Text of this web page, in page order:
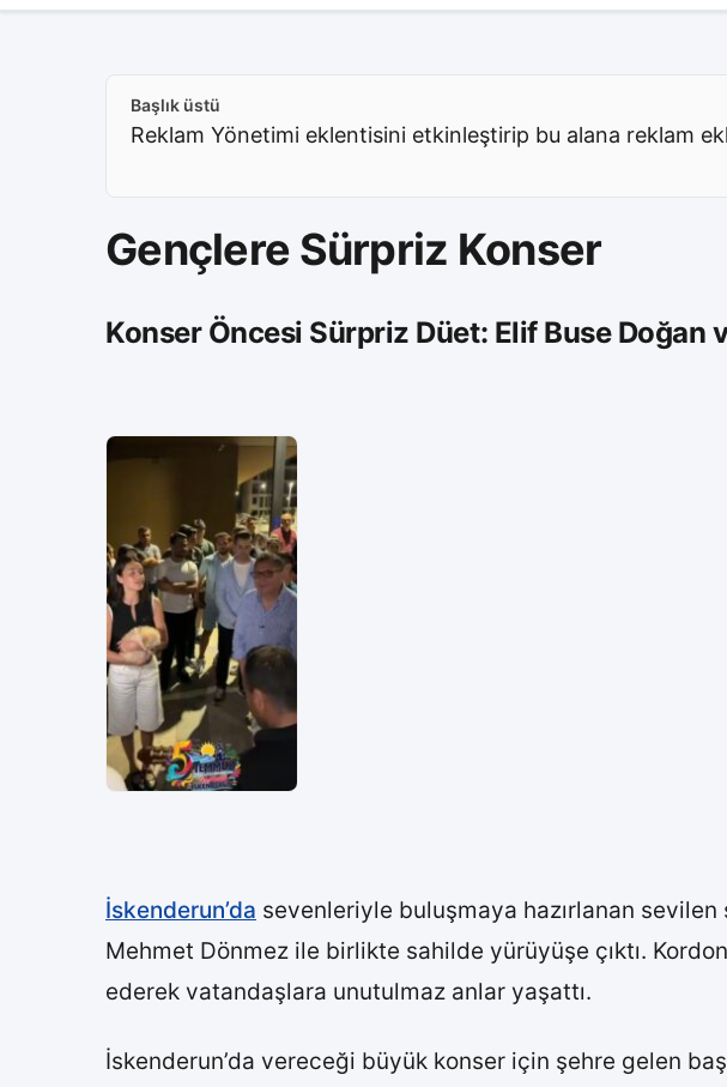
Başlık üstü
Reklam Yönetimi eklentisini etkinleştirip bu alana reklam
Gençlere Sürpriz Konser
Konser Öncesi Sürpriz Düet: Elif Buse Doğan
İskenderun’da sevenleriyle buluşmaya hazırlanan sevilen
Mehmet Dönmez ile birlikte sahilde yürüyüşe çıktı.
ederek vatandaşlara unutulmaz anlar yaşattı.
İskenderun’da vereceği büyük konser için şehre gelen